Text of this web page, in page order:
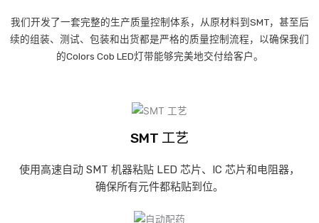
我们开发了一套完整的生产质量控制体系，从原材料到SMT，甚至后
续的组装、测试、包装和出货都是严格的质量控制流程，以确保我们
的Colors Cob LED灯带能够完美地交付给客户。
SMT 工艺
使用高速自动 SMT 机器粘贴 LED 芯片、IC 芯片和电阻器，
确保所有元件都粘贴到位。